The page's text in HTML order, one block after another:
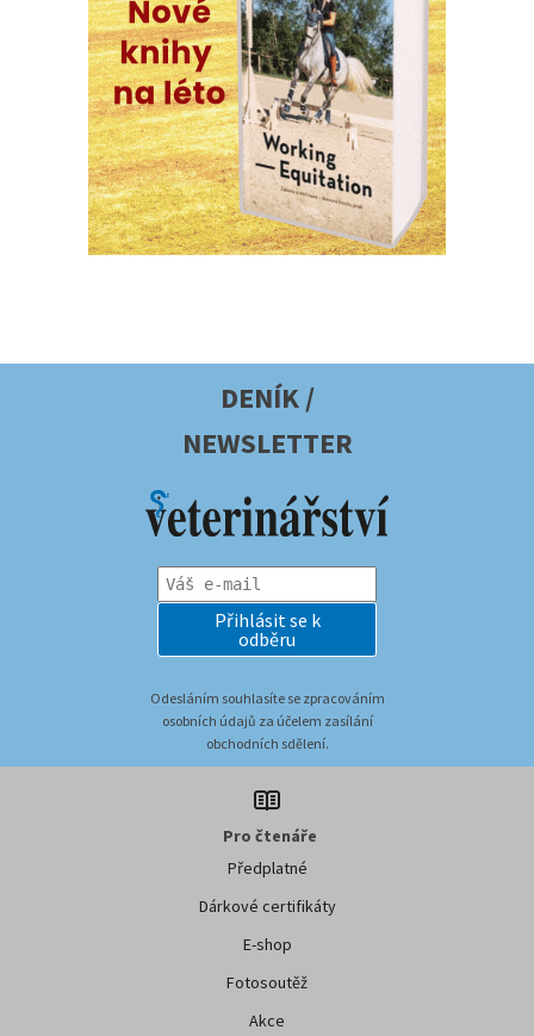
DENÍK /
NEWSLETTER
Přihlásit se k
odběru
Odesláním souhlasíte se zpracováním
osobních údajů za účelem zasílání
obchodních sdělení.
Pro čtenáře
Předplatné
Dárkové certifikáty
E-shop
Fotosoutěž
Akce